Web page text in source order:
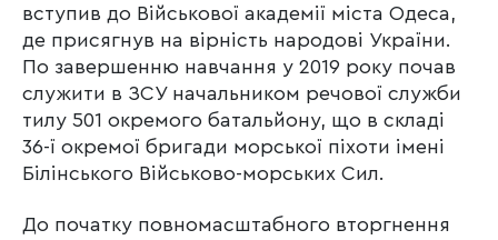
вступив до Військової академії міста Одеса,
де присягнув на вірність народові України.
По завершенню навчання у 2019 року почав
служити в ЗСУ начальником речової служби
тилу 501 окремого батальйону, що в складі
36-ї окремої бригади морської піхоти імені
Білінського Військово-морських Сил.
До початку повномасштабного вторгнення